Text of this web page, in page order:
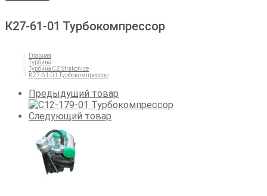
К27-
01
К27-61-01 Турбокомпрессор
Главная
Турбина
Турбина CZ Strakonice
К27-61-01 Турбокомпрессор
Предыдущий товар
Следующий товар